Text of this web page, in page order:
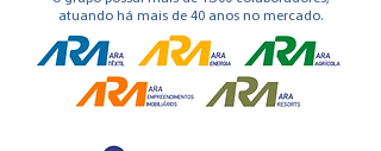
atuando há mais de 40 anos no mercado.